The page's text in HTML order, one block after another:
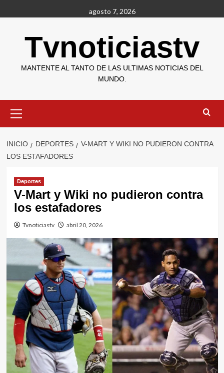
al
agosto 7, 2026
Tvnoticiastv
MANTENTE AL TANTO DE LAS ULTIMAS NOTICIAS DEL
MUNDO.
primario
INICIO DEPORTES
V-MART Y WIKI NO PUDIERON CONTRA
LOS ESTAFADORES
Deportes
V-Mart y Wiki no pudieron contra
los estafadores
Tvnoticiastv abril 20, 2026